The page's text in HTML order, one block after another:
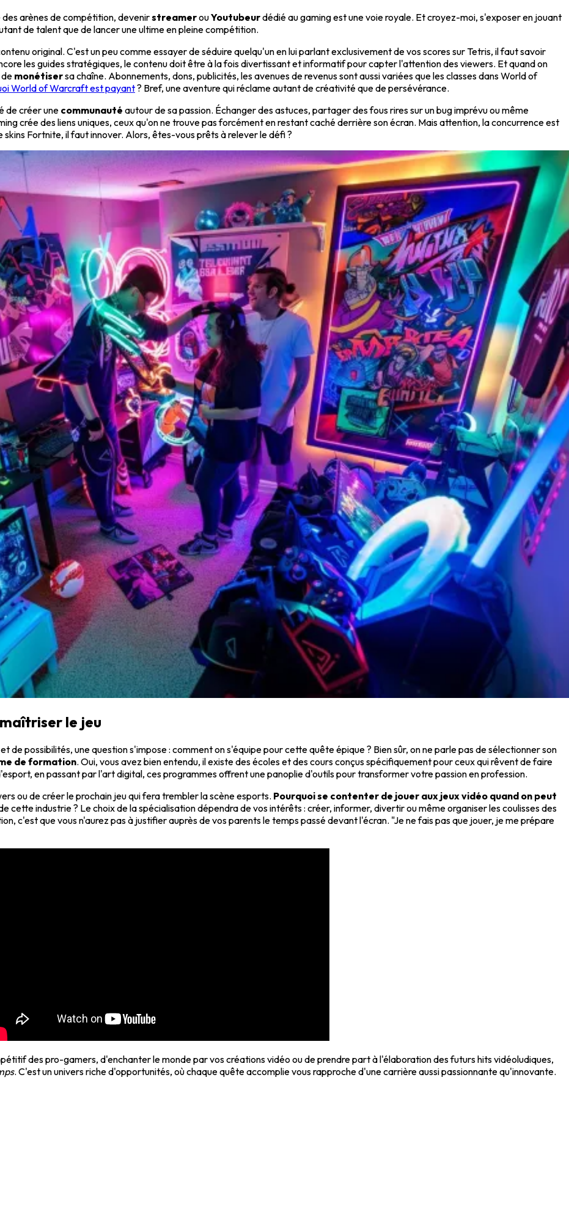
arènes de compétition, devenirstreamerouYoutubeurdédié au gaming est une voie royale. Et croyez-moi, s'exposer en jouant
de talent que de lancer une ultime en pleine compétition.
original. C'est un peu comme essayer de séduire quelqu'un en lui parlant exclusivement de vos scores sur Tetris, il faut savoir
les guides stratégiques, le contenu doit être à la fois divertissant et informatif pour capter l'attention des viewers. Et quand on
monétisersa chaîne. Abonnements, dons, publicités, les avenues de revenus sont aussi variées que les classes dans World of
World of Warcraft est payant? Bref, une aventure qui réclame autant de créativité que de persévérance.
de créer une communauté autour de sa passion. Échanger des astuces, partager des fous rires sur un bug imprévu ou même
crée des liens uniques, ceux qu'on ne trouve pas forcément en restant caché derrière son écran. Mais attention, la concurrence est
Fortnite, il faut innover. Alors, êtes-vous prêts à relever le défi ?
le jeu
possibilités, une question s'impose : comment on s'équipe pour cette quête épique ? Bien sûr, on ne parle pas de sélectionner son
de formation. Oui, vous avez bien entendu, il existe des écoles et des cours conçus spécifiquement pour ceux qui rêvent de faire
en passant par l'art digital, ces programmes offrent une panoplie d'outils pour transformer votre passion en profession.
ou de créer le prochain jeu qui fera trembler la scène esports. Pourquoi se contenter de jouer aux jeux vidéo quand on peut
cette industrie ? Le choix de la spécialisation dépendra de vos intérêts : créer, informer, divertir ou même organiser les coulisses des
c'est que vous n'aurez pas à justifier auprès de vos parents le temps passé devant l'écran. "Je ne fais pas que jouer, je me prépare
des pro-gamers, d'enchanter le monde par vos créations vidéo ou de prendre part à l'élaboration des futurs hits vidéoludiques,
. C'est un univers riche d'opportunités, où chaque quête accomplie vous rapproche d'une carrière aussi passionnante qu'innovante.